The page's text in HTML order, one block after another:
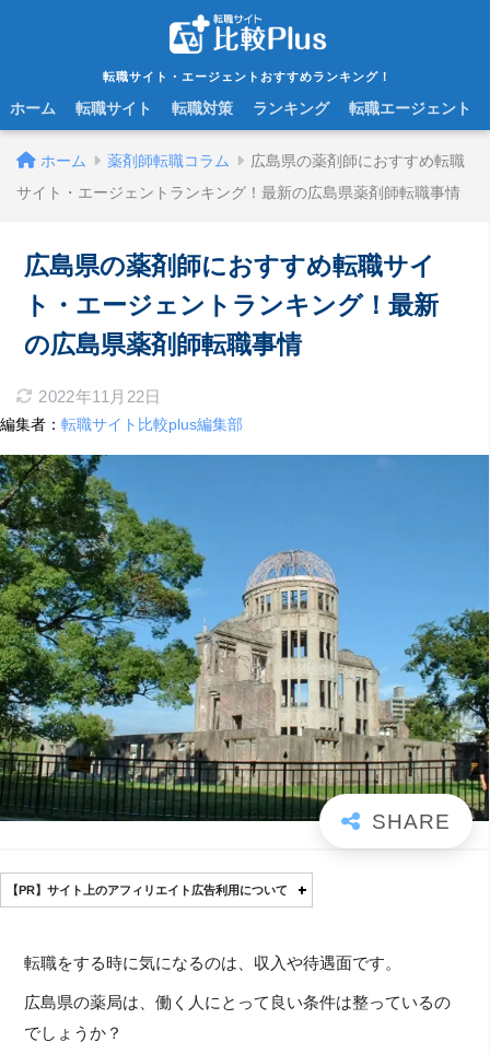
転職サイト・エージェントおすすめランキング！
ホーム 転職サイト 転職対策 ランキング 転職エージェント
ホーム 薬剤師転職コラム
広島県の薬剤師におすすめ転職
サイト・エージェントランキング！最新の広島県薬剤師転職事情
広島県の薬剤師におすすめ転職サイ
ト・エージェントランキング！最新
の広島県薬剤師転職事情
2022年11月22日
編集者： 転職サイト比較plus編集部
【PR】サイト上のアフィリエイト広告利用について
転職をする時に気になるのは、収入や待遇面です。
広島県の薬局は、働く人にとって良い条件は整っているの
でしょうか？